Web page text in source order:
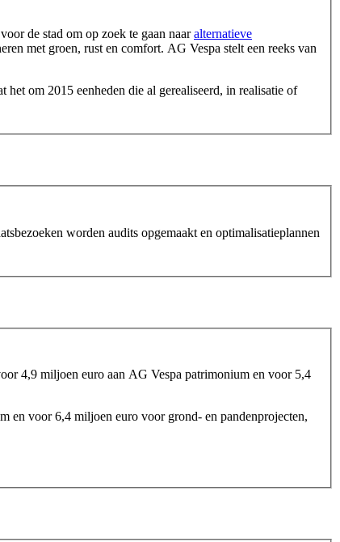
de stad om op zoek te gaan naaralternatieve
met groen, rust en comfort. AG Vespa stelt een reeks van
om 2015 eenheden die al gerealiseerd, in realisatie of
worden audits opgemaakt en optimalisatieplannen
4,9 miljoen euro aan AG Vespa patrimonium en voor 5,4
en voor 6,4 miljoen euro voor grond- en pandenprojecten,